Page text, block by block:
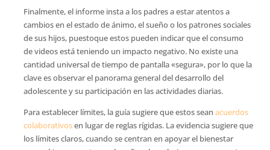
Finalmente, el informe insta a los padres a estar atentos a
cambios en el estado de ánimo, el sueño o los patrones sociales
de sus hijos, puestoque estos pueden indicar que el consumo
de videos está teniendo un impacto negativo. No existe una
cantidad universal de tiempo de pantalla «segura», por lo que la
clave es observar el panorama general del desarrollo del
adolescente y su participación en las actividades diarias.
Para establecer límites, la guía sugiere que estos sean acuerdos
colaborativosen lugar de reglas rígidas. La evidencia sugiere que
los límites claros, cuando se centran en apoyar el bienestar